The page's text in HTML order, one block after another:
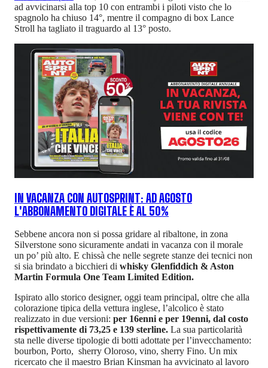
ad avvicinarsi alla top 10 con entrambi i piloti visto che lo
spagnolo ha chiuso 14°, mentre il compagno di box Lance
Stroll ha tagliato il traguardo al 13° posto.
IN VACANZA CON AUTOSPRINT: AD AGOSTO
L'ABBONAMENTO DIGITALE È AL 50%
Sebbene ancora non si possa gridare al ribaltone, in zona
Silverstone sono sicuramente andati in vacanza con il morale
un po’ più alto. E chissà che nelle segrete stanze dei tecnici non
si sia brindato a bicchieri di whisky Glenfiddich & Aston
Martin Formula One Team Limited Edition.
Ispirato allo storico designer, oggi team principal, oltre che alla
colorazione tipica della vettura inglese, l’alcolico è stato
realizzato in due versioni: per 16enni e per 19enni, dal costo
rispettivamente di 73,25 e 139 sterline. La sua particolarità
sta nelle diverse tipologie di botti adottate per l’invecchamento:
bourbon, Porto, sherry Oloroso, vino, sherry Fino. Un mix
ricercato che il maestro Brian Kinsman ha avvicinato al lavoro